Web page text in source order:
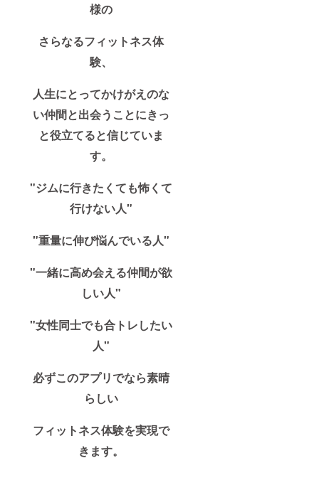
様の
さらなるフィットネス体
験、
人生にとってかけがえのな
い仲間と出会うことにきっ
と役立てると信じていま
す。
"ジムに行きたくても怖くて
行けない人"
"重量に伸び悩んでいる人"
"一緒に高め会える仲間が欲
しい人"
"女性同士でも合トレしたい
人"
必ずこのアプリでなら素晴
らしい
フィットネス体験を実現で
きます。